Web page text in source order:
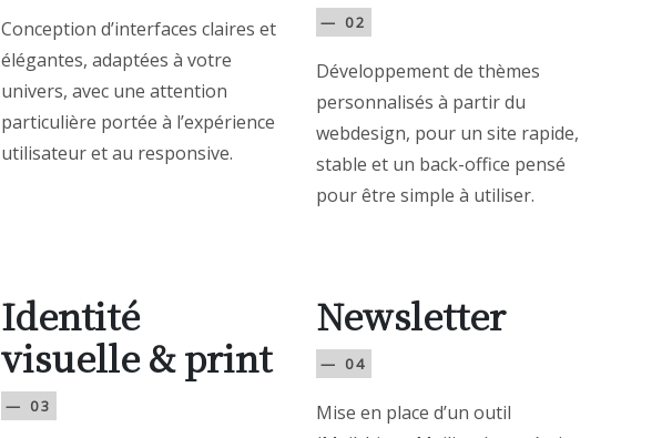
Conception d’interfaces claires et
élégantes, adaptées à votre
univers, avec une attention
particulière portée à l’expérience
utilisateur et au responsive.
— 02
Développement de thèmes
personnalisés à partir du
webdesign, pour un site rapide,
stable et un back-office pensé
pour être simple à utiliser.
Identité
visuelle & print
— 03
Newsletter
— 04
Mise en place d’un outil